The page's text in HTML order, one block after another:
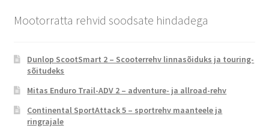
Mootorratta rehvid soodsate hindadega
Dunlop ScootSmart 2 – Scooterrehv linnasõiduks ja touring-
sõitudeks
Mitas Enduro Trail-ADV 2 – adventure- ja allroad-rehv
Continental SportAttack 5 – sportrehv maanteele ja
ringrajale